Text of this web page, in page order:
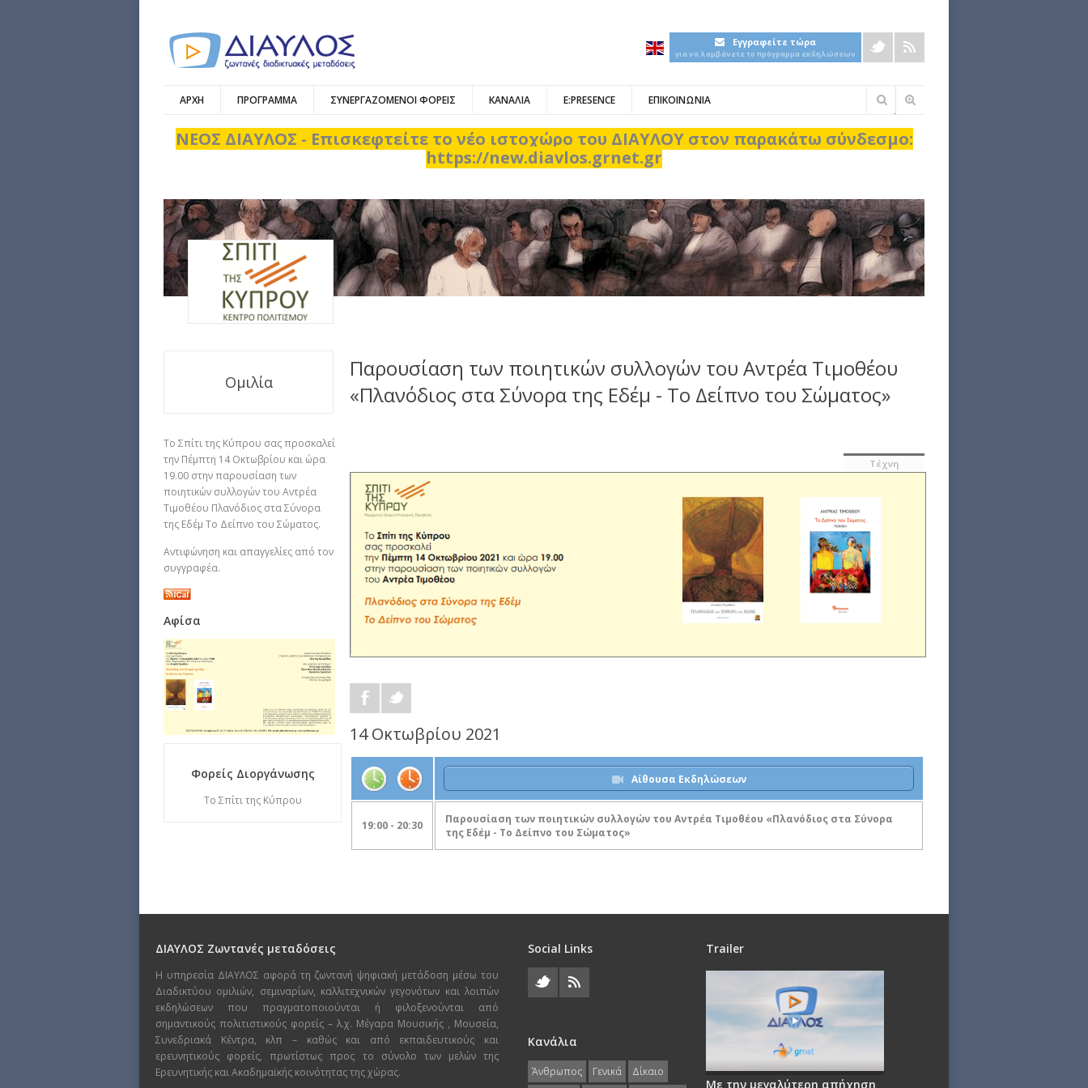
Εγγραφείτε τώρα
για να λαμβάνετε το πρόγραμμα εκδηλώσεων
ΑΡΧΗ ΠΡΟΓΡΑΜΜΑ ΣΥΝΕΡΓΑΖΟΜΕΝΟΙ ΦΟΡΕΙΣ ΚΑΝΑΛΙΑ E:PRESENCE ΕΠΙΚΟΙΝΩΝΙΑ
Φόρμα
αναζήτησης
ΝΕΟΣ ΔΙΑΥΛΟΣ - Επισκεφτείτε το νέο ιστοχώρο του ΔΙΑΥΛΟΥ στον παρακάτω σύνδεσμο:
https://new.diavlos.grnet.gr
Παρουσίαση των ποιητικών συλλογών του Αντρέα Τιμοθέου
«Πλανόδιος στα Σύνορα της Εδέμ - Το Δείπνο του Σώματος»
Ομιλία
To Σπίτι της Κύπρου σας προσκαλεί
την Πέμπτη 14 Οκτωβρίου και ώρα
19.00 στην παρουσίαση των
ποιητικών συλλογών του Αντρέα
Τιμοθέου Πλανόδιος στα Σύνορα
της Εδέμ Το Δείπνο του Σώματος.
Αντιφώνηση και απαγγελίες από τον
συγγραφέα.
Αφίσα
Φορείς Διοργάνωσης
To Σπίτι της Κύπρου
Τέχνη
14 Οκτωβρίου 2021
Αίθουσα Εκδηλώσεων
19:00 - 20:30
Παρουσίαση των ποιητικών συλλογών του Αντρέα Τιμοθέου «Πλανόδιος στα Σύνορα
της Εδέμ - Το Δείπνο του Σώματος»
ΔΙΑΥΛΟΣ Ζωντανές μεταδόσεις
Η υπηρεσία ΔΙΑΥΛΟΣ αφορά τη ζωντανή ψηφιακή μετάδοση μέσω του
Διαδικτύου ομιλιών, σεμιναρίων, καλλιτεχνικών γεγονότων και λοιπών
εκδηλώσεων που πραγματοποιούνται ή φιλοξενούνται από
σημαντικούς πολιτιστικούς φορείς – λ.χ. Μέγαρα Μουσικής , Μουσεία,
Συνεδριακά Κέντρα, κλπ – καθώς και από εκπαιδευτικούς και
ερευνητικούς φορείς, πρωτίστως προς το σύνολο των μελών της
Ερευνητικής και Ακαδημαϊκής κοινότητας της χώρας.
Social Links
Κανάλια
Άνθρωπος Γενικά Δίκαιο
Trailer
Με την μεγαλύτερη απήχηση